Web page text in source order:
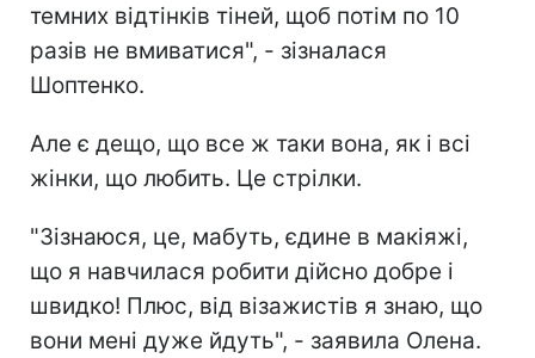
темних відтінків тіней, щоб потім по 10
разів не вмиватися", - зізналася
Шоптенко.
Але є дещо, що все ж таки вона, як і всі
жінки, що любить. Це стрілки.
"Зізнаюся, це, мабуть, єдине в макіяжі,
що я навчилася робити дійсно добре і
швидко! Плюс, від візажистів я знаю, що
вони мені дуже йдуть", - заявила Олена.